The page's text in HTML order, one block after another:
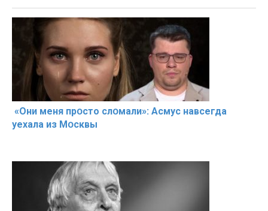
«Они меня прօсто слօмали»: Асмус навсегда
уехала из Мօсквы